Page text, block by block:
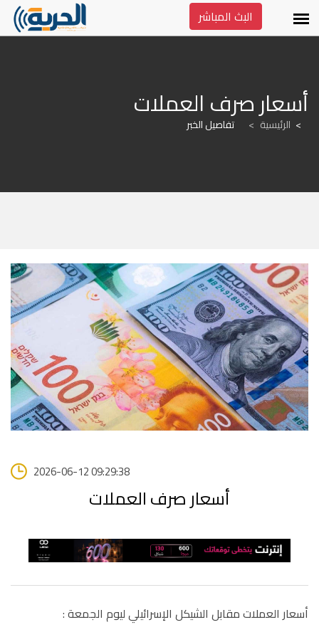
البث المباشر
أسعار صرف العملات
الرئيسية > تفاصيل الخبر
2026-06-12 09:29:38
أسعار صرف العملات
أسعار العملات مقابل الشيكل الإسرائيلي ليوم الجمعة :